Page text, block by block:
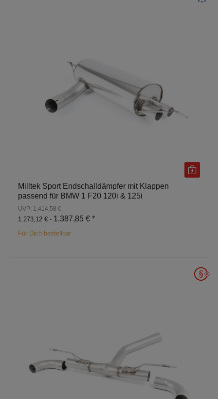
Milltek Sport Endschalldämpfer mit Klappen
passend für BMW 1 F20 120i & 125i
UVP: 1.414,58 €
1.273,12 € - 1.387,85 € *
Für Dich bestellbar